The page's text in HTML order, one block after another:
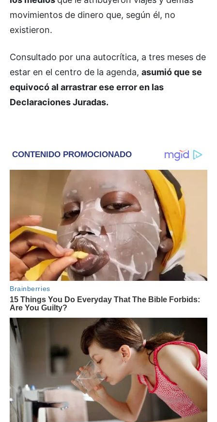
movimientos de dinero que, según él, no
existieron.
Consultado por una autocrítica, a tres meses de
estar en el centro de la agenda, asumió que se
equivocó al arrastrar ese error en las
Declaraciones Juradas.